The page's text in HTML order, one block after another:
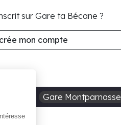
sur Gare ta Bécane ?
mon compte
Gare Montparnasse